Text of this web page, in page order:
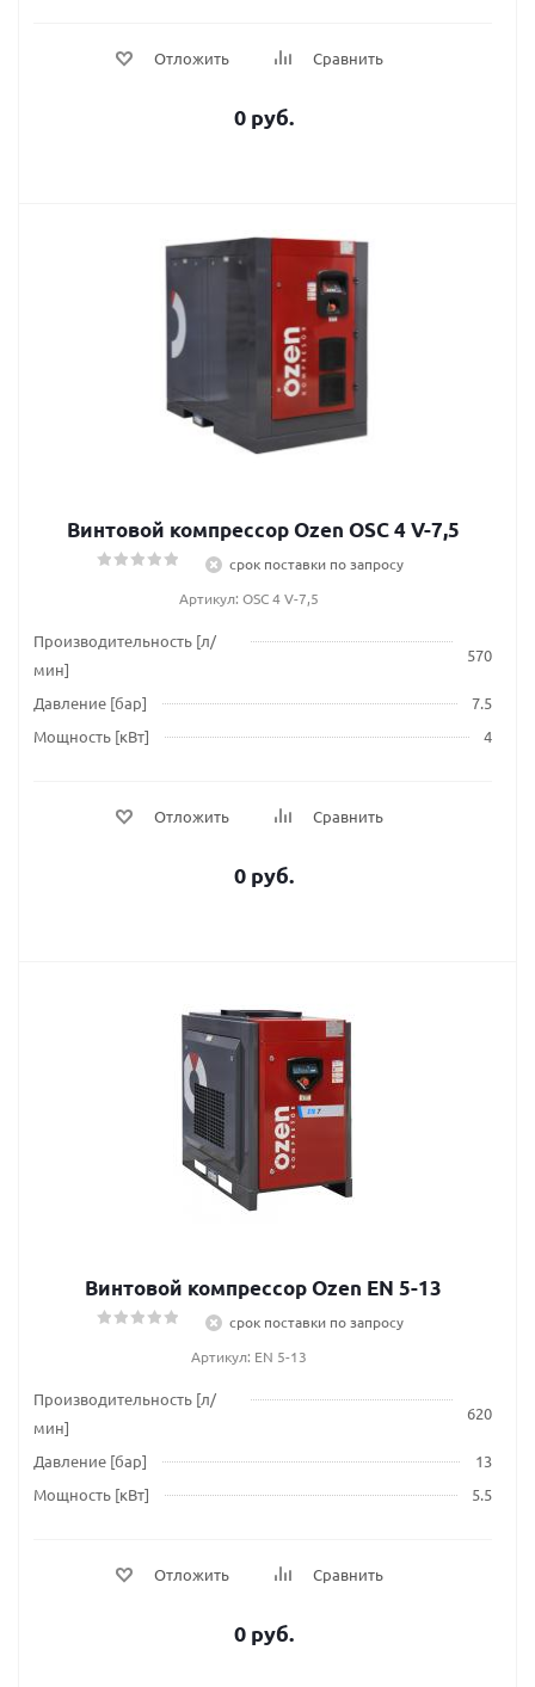
Отложить Сравнить
0 руб.
Винтовой компрессор Ozen OSC 4 V-7,5
срок поставки по запросу
Артикул: OSC 4 V-7,5
Производительность [л/
мин]
570
Давление [бар]
7.5
Мощность [кВт]
4
Отложить Сравнить
0 руб.
Винтовой компрессор Ozen EN 5-13
срок поставки по запросу
Артикул: EN 5-13
Производительность [л/
мин]
620
Давление [бар]
13
Мощность [кВт]
5.5
Отложить Сравнить
0 руб.